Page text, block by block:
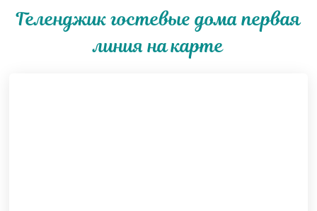
Геленджик гостевые дома первая
линия на карте